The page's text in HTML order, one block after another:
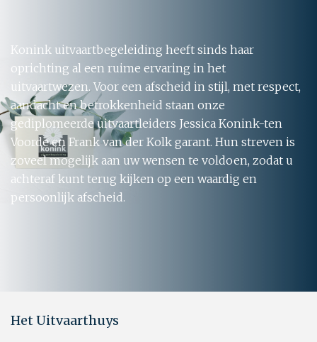
Konink uitvaartbegeleiding heeft sinds haar
oprichting al een ruime ervaring in het
uitvaartwezen. Voor een afscheid in stijl, met respect,
aandacht en betrokkenheid staan onze
gediplomeerde uitvaartleiders Jessica Konink-ten
Voorde en Frank van der Kolk garant. Hun streven is
zoveel mogelijk aan uw wensen te voldoen, zodat u
achteraf kunt terug kijken op een waardig en
persoonlijk afscheid.
Het Uitvaarthuys